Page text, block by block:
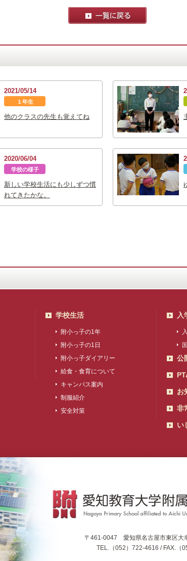
2021/05/14
１年生
他のクラスの先生も覚えてね
2020/06/04
学校の様子
新しい学校生活にも少しずつ慣
れてきたかな。
学校生活
附小っ子の1年
附小っ子の1日
附小っ子ダイアリー
給食・食育について
キャンパス案内
制服紹介
安全対策
入
公
お
非
い
〒461-0047 愛知県名古屋市東区大
TEL.（052）722-4616 / FAX.（